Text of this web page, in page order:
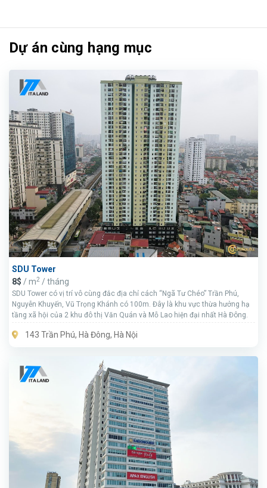
Dự án cùng hạng mục
SDU Tower
8$ / m2 / tháng
SDU Tower có vị trí vô cùng đắc địa chỉ cách “Ngã Tư Chéo” Trần Phú,
Nguyễn Khuyến, Vũ Trọng Khánh có 100m. Đây là khu vực thừa hưởng hạ
tầng xã hội của 2 khu đô thị Văn Quán và Mỗ Lao hiện đại nhất Hà Đông.
143 Trần Phú, Hà Đông, Hà Nội